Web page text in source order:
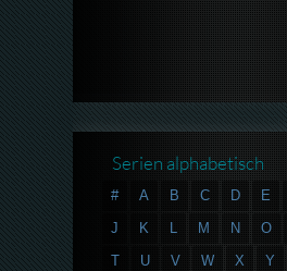
Serien alphabetisch
# A B C D E
J
K L M N O
T
U V W X Y